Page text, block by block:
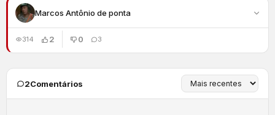
Marcos Antônio de ponta
314 2 0 3
2Comentários